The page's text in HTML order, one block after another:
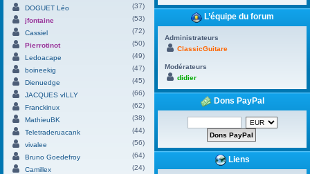
DOGUET Léo
(37)
jfontaine
(53)
Cassiel
(72)
Pierrotinot
(50)
Ledoacape
(49)
boineekig
(47)
Dienuedge
(45)
JACQUES vILLY
(66)
Franckinux
(62)
MathieuBK
(38)
Teletraderuacank
(44)
vivalee
(56)
Bruno Goedefroy
(64)
Camillex
(24)
L’équipe du forum
Administrateurs
ClassicGuitare
Modérateurs
didier
Dons PayPal
Liens